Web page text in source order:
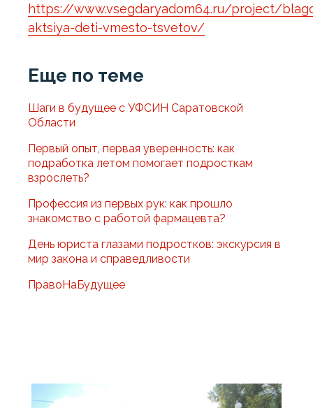
https://www.vsegdaryadom64.ru/project/
aktsiya-deti-vmesto-tsvetov/
Еще по теме
Шаги в будущее с УФСИН Саратовской
Области
Первый опыт, первая уверенность: как
подработка летом помогает подросткам
взрослеть?
Профессия из первых рук: как прошло
знакомство с работой фармацевта?
День юриста глазами подростков: экскурсия в
мир закона и справедливости
ПравоНаБудущее